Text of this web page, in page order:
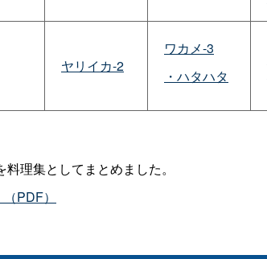
ヤリイカ-2
ワカメ-3
・ハタハタ
理集としてまとめました。
PDF）